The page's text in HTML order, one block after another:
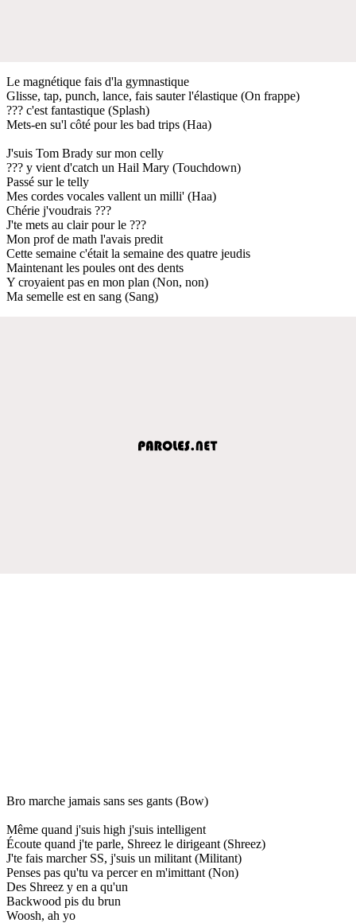
Le magnétique fais d'la gymnastique
Glisse, tap, punch, lance, fais sauter l'élastique (On frappe)
??? c'est fantastique (Splash)
Mets-en su'l côté pour les bad trips (Haa)
J'suis Tom Brady sur mon celly
??? y vient d'catch un Hail Mary (Touchdown)
Passé sur le telly
Mes cordes vocales vallent un milli' (Haa)
Chérie j'voudrais ???
J'te mets au clair pour le ???
Mon prof de math l'avais predit
Cette semaine c'était la semaine des quatre jeudis
Maintenant les poules ont des dents
Y croyaient pas en mon plan (Non, non)
Ma semelle est en sang (Sang)
Bro marche jamais sans ses gants (Bow)
Même quand j'suis high j'suis intelligent
Écoute quand j'te parle, Shreez le dirigeant (Shreez)
J'te fais marcher SS, j'suis un militant (Militant)
Penses pas qu'tu va percer en m'imittant (Non)
Des Shreez y en a qu'un
Backwood pis du brun
Woosh, ah yo